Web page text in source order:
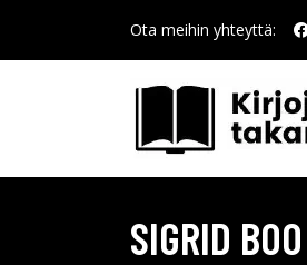
Ota meihin yhteyttä:
SIGRID